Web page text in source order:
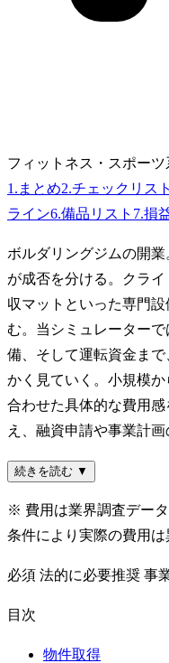
フィットネス・スポーツ
1 . まとめ2.チェックリスト
ライン6.備品リスト 7.損
ボルダリングジムの開
が成否を分ける。クラ
収マットといった専門
む。当シミュレーター
備、そして運転資金ま
かく見ていく。小規模
合わせた具体的な費用感
え、融資申請や事業計
続きを読む ▼
※ 費用は業界調査デー
条件により実際の費用は
必須 法的に必要推奨 事
目次
物件取得